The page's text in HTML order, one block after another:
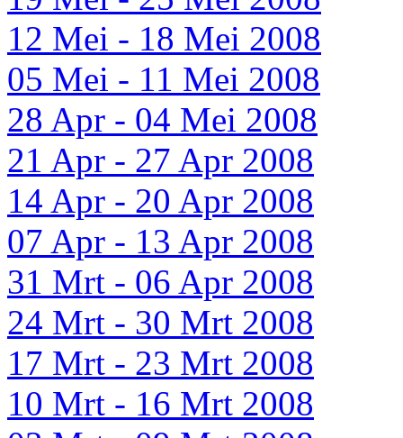
12 Mei - 18 Mei 2008
05 Mei - 11 Mei 2008
28 Apr - 04 Mei 2008
21 Apr - 27 Apr 2008
14 Apr - 20 Apr 2008
07 Apr - 13 Apr 2008
31 Mrt - 06 Apr 2008
24 Mrt - 30 Mrt 2008
17 Mrt - 23 Mrt 2008
10 Mrt - 16 Mrt 2008